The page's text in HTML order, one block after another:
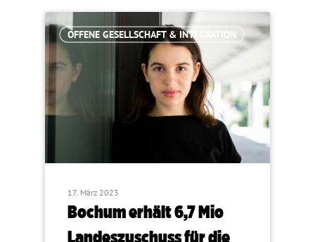
OFFENE GESELLSCHAFT & INTEGRATION
17. März 2023
Bochum erhält 6,7 Mio
Landeszuschuss für die